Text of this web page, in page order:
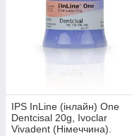
IPS InLine (інлайн) One
Dentcisal 20g, Ivoclar
Vivadent (Німеччина).